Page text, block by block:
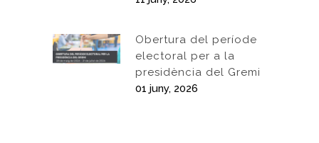
Obertura del període
electoral per a la
presidència del Gremi
01 juny, 2026